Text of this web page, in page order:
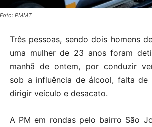
Foto: PMMT
Três pessoas, sendo dois homens
uma mulher de 23 anos foram
manhã de ontem, por conduzir
sob a influência de álcool, falta de
dirigir veículo e desacato.
A PM em rondas pelo bairro São